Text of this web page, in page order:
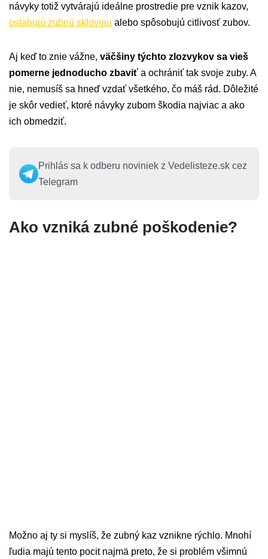
návyky totiž vytvárajú ideálne prostredie pre vznik kazov,
oslabujú zubnú sklovinu alebo spôsobujú citlivosť zubov.
Aj keď to znie vážne, väčšiny týchto zlozvykov sa vieš
pomerne jednoducho zbaviť a ochrániť tak svoje zuby. A
nie, nemusíš sa hneď vzdať všetkého, čo máš rád. Dôležité
je skôr vedieť, ktoré návyky zubom škodia najviac a ako
ich obmedziť.
Prihlás sa k odberu noviniek z Vedelisteze.sk cez
Telegram
Ako vzniká zubné poškodenie?
Možno aj ty si myslíš, že zubný kaz vznikne rýchlo. Mnohí
ľudia majú tento pocit najmä preto, že si problém všimnú